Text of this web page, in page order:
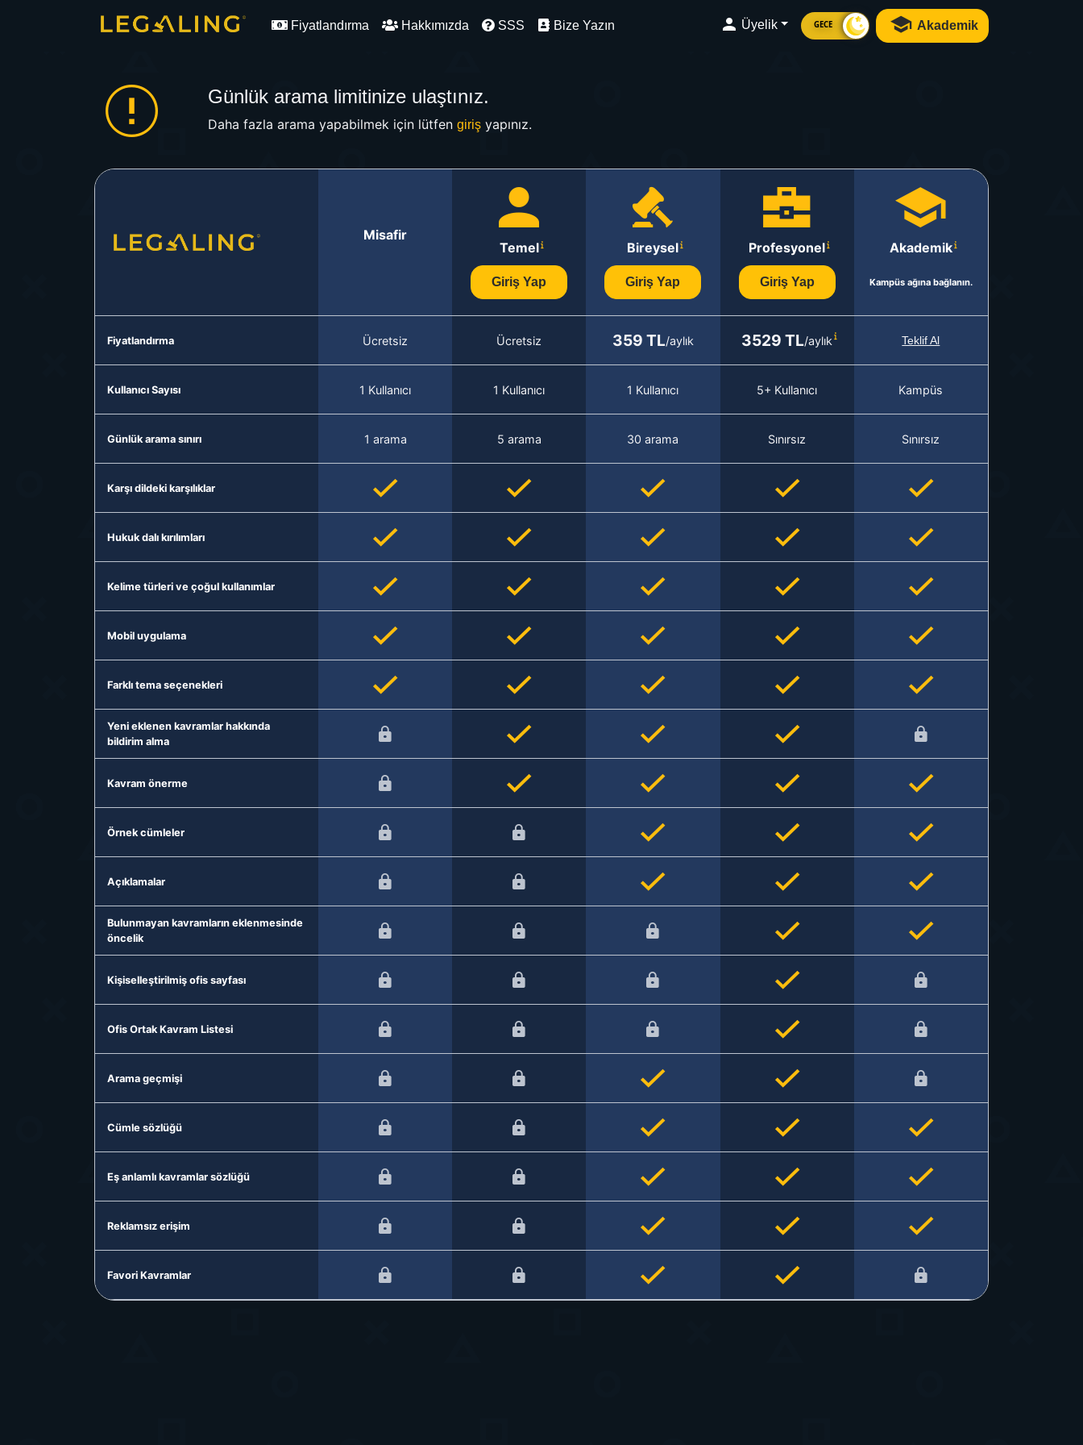
Fiyatlandırma Hakkımızda SSS Bize Yazın Üyelik GECE Akademik
Günlük arama limitinize ulaştınız.
Daha fazla arama yapabilmek için lütfen girişyapınız.
Misafir
Temel
Giriş Yap
Bireysel
Giriş Yap
Profesyonel
Giriş Yap
Akademik
Kampüs ağına bağlanın.
Fiyatlandırma Ücretsiz Ücretsiz 359 TL/aylık 3529 TL/aylık Teklif Al
Kullanıcı Sayısı 1 Kullanıcı 1 Kullanıcı 1 Kullanıcı 5+ Kullanıcı Kampüs
Günlük arama sınırı 1 arama 5 arama 30 arama Sınırsız Sınırsız
Karşı dildeki karşılıklar
Hukuk dalı kırılımları
Kelime türleri ve çoğul kullanımlar
Mobil uygulama
Farklı tema seçenekleri
Yeni eklenen kavramlar hakkında
bildirim alma
Kavram önerme
Örnek cümleler
Açıklamalar
Bulunmayan kavramların eklenmesinde
öncelik
Kişiselleştirilmiş ofis sayfası
Ofis Ortak Kavram Listesi
Arama geçmişi
Cümle sözlüğü
Eş anlamlı kavramlar sözlüğü
Reklamsız erişim
Favori Kavramlar